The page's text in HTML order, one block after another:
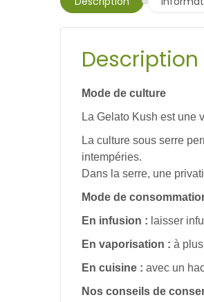
Description
Mode de culture
La Gelato Kush est une
La culture sous serre
intempéries.
Dans la serre, une
Mode de
En infusion : laisser
En vaporisation : à
En cuisine : avec un
Nos conseils de